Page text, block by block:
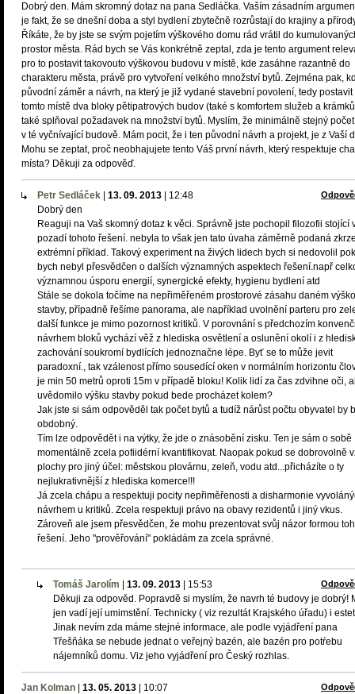
Dobrý den. Mám skromný dotaz na pana Sedláčka. Vaším zásadním
je fakt, že se dnešní doba a styl bydlení zbytečně rozrůstají do krajiny a
Říkáte, že by jste se svým pojetím výškového domu rád vrátil do
prostor města. Rád bych se Vás konkrétně zeptal, zda je tento argument
pro to postavit takovouto výškovou budovu v místě, kde zasáhne razantně do
charakteru města, právě pro vytvoření velkého množství bytů. Zejména pak,
původní záměr a návrh, na který je již vydané stavební povolení, tedy postavit
tomto místě dva bloky pětipatrových budov (také s komfortem služeb a
také splňoval požadavek na množství bytů. Myslím, že minimálně stejný
v té vyčnívající budově. Mám pocit, že i ten původní návrh a projekt, je z Vaší
Mohu se zeptat, proč neobhajujete tento Váš první návrh, který respektuje
místa? Děkuji za odpověď.
Petr Sedláček 13. 09. 2013 12:48
Dobrý den
Reaguji na Vaš skomný dotaz k věci. Správně jste pochopil filozofii stojící
pozadí tohoto řešení. nebyla to však jen tato úvaha záměrně podaná
extrémní příklad. Takový experiment na živých lidech bych si nedovolil
bych nebyl přesvědčen o dalších významných aspektech řešení.např
významnou úsporu energií, synergické efekty, hygienu bydlení atd
Stále se dokola točíme na nepřiměřeném prostorové zásahu daném
stavby, případně řešíme panorama, ale například uvolnění parteru pro
další funkce je mimo pozornost kritiků. V porovnání s předchozím
návrhem bloků vychází věž z hlediska osvětlení a oslunění okolí i z
zachování soukromí bydlících jednoznačne lépe. Byť se to může jevit
paradoxní., tak vzálenost přímo sousedící oken v normálním horizontu
je min 50 metrů oproti 15m v případě bloku! Kolik lidí za čas zdvihne oči,
uvědomilo výšku stavby pokud bede procházet kolem?
Jak jste si sám odpověděl tak počet bytů a tudíž nárůst počtu obyvatel by
obdobný.
Tím lze odpovědět i na výtky, že jde o znásobění zisku. Ten je sám o sobě
momentálně zcela pofiidérní kvantifikovat. Naopak pokud se dobrovolně
plochy pro jiný účel: městskou plovárnu, zeleň, vodu atd...přicházíte o ty
nejlukrativnější z hlediska komerce!!!
Já zcela chápu a respektuji pocity nepřiměřenosti a disharmonie
návrhem u kritiků. Zcela respektuji právo na obavy rezidentů i jiný vkus.
Zároveň ale jsem přesvědčen, že mohu prezentovat svůj názor formou
řešení. Jeho "prověřování" pokládám za zcela správné.
Tomáš Jarolím 13. 09. 2013 15:53
Děkuji za odpověd. Popravdě si myslím, že navrh té budovy je dobrý!
jen vadí její umimstění. Technicky ( viz rezultát Krajského úřadu) i
Jinak nevím zda máme stejné informace, ale podle vyjádření pana
Třešňáka se nebude jednat o veřejný bazén, ale bazén pro potŕebu
nájemníků domu. Viz jeho vyjádření pro Český rozhlas.
Jan Kolman 13. 05. 2013 10:07